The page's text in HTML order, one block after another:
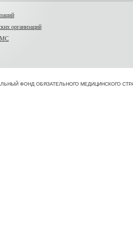
организаций
ФОНД ОБЯЗАТЕЛЬНОГО МЕДИЦИНСКОГО